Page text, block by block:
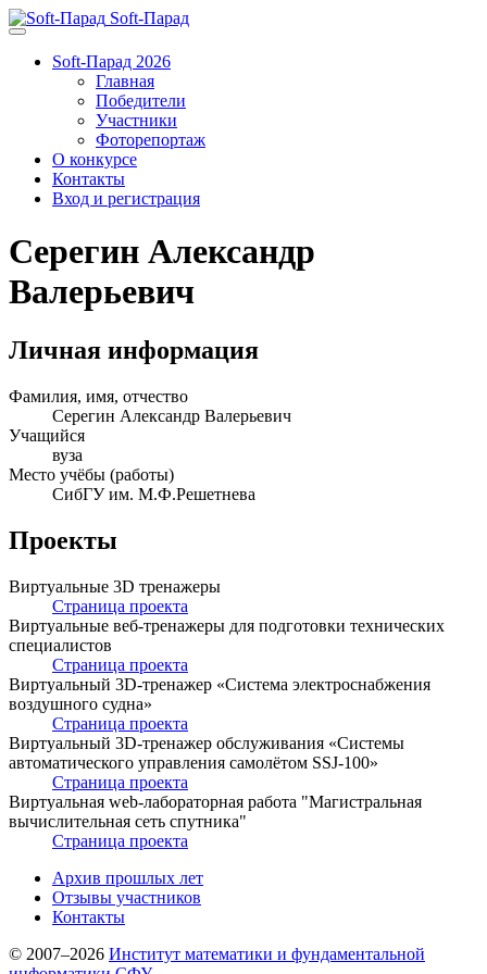
Soft-Парад
Soft-Парад 2026
Главная
Победители
Участники
Фоторепортаж
О конкурсе
Контакты
Вход и регистрация
Серегин Александр
Валерьевич
Личная информация
Фамилия, имя, отчество
Серегин Александр Валерьевич
Учащийся
вуза
Место учёбы (работы)
СибГУ им. М.Ф.Решетнева
Проекты
Виртуальные 3D тренажеры
Страница проекта
Виртуальные веб-тренажеры для подготовки технических
специалистов
Страница проекта
Виртуальный 3D-тренажер «Система электроснабжения
воздушного судна»
Страница проекта
Виртуальный 3D-тренажер обслуживания «Системы
автоматического управления самолётом SSJ-100»
Страница проекта
Виртуальная web-лабораторная работа "Магистральная
вычислительная сеть спутника"
Страница проекта
Архив прошлых лет
Отзывы участников
Контакты
© 2007–2026 Институт математики и фундаментальной